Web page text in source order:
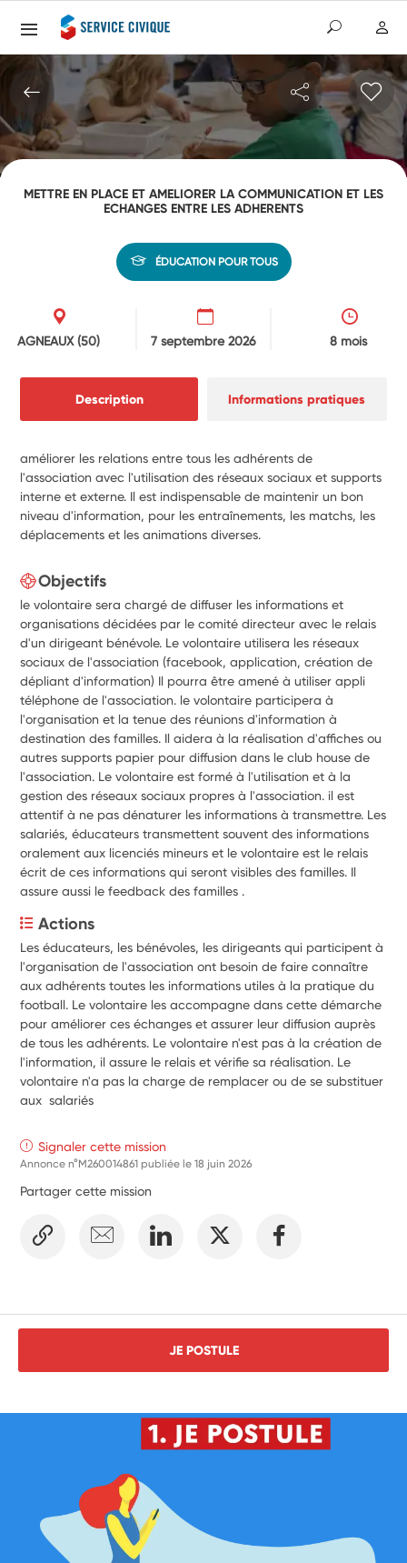
METTRE EN PLACE ET AMELIORER LA COMMUNICATION ET LES
ECHANGES ENTRE LES ADHERENTS
ÉDUCATION POUR TOUS
AGNEAUX(50) 7 septembre 2026 8 mois
Description Informations pratiques
améliorer les relations entre tous les adhérents de
l'association avec l'utilisation des réseaux sociaux et supports
interne et externe. Il est indispensable de maintenir un bon
niveau d'information, pour les entraînements, les matchs, les
déplacements et les animations diverses.
Objectifs
le volontaire sera chargé de diffuser les informations et
organisations décidées par le comité directeur avec le relais
d'un dirigeant bénévole. Le volontaire utilisera les réseaux
sociaux de l'association (facebook, application, création de
dépliant d'information) Il pourra être amené à utiliser appli
téléphone de l'association. le volontaire participera à
l'organisation et la tenue des réunions d'information à
destination des familles. Il aidera à la réalisation d'affiches ou
autres supports papier pour diffusion dans le club house de
l'association. Le volontaire est formé à l'utilisation et à la
gestion des réseaux sociaux propres à l'association. il est
attentif à ne pas dénaturer les informations à transmettre. Les
salariés, éducateurs transmettent souvent des informations
oralement aux licenciés mineurs et le volontaire est le relais
écrit de ces informations qui seront visibles des familles. Il
assure aussi le feedback des familles .
Actions
Les éducateurs, les bénévoles, les dirigeants qui participent à
l'organisation de l'association ont besoin de faire connaître
aux adhérents toutes les informations utiles à la pratique du
football. Le volontaire les accompagne dans cette démarche
pour améliorer ces échanges et assurer leur diffusion auprès
de tous les adhérents. Le volontaire n'est pas à la création de
l'information, il assure le relais et vérifie sa réalisation. Le
volontaire n'a pas la charge de remplacer ou de se substituer
aux  salariés
Signaler cette mission
Annonce n°M260014861 publiée le18 juin 2026
Partager cette mission
JE POSTULE